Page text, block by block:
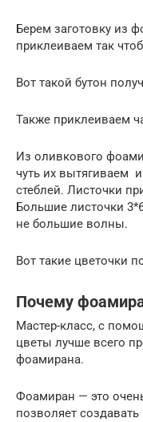
Берем заготовку из
приклеиваем так
Вот такой бутон
Также приклеиваем
Из оливкового
чуть их вытягиваем
стеблей. Листочки
Большие листочки
не большие волны.
Вот такие цветочки
Почему
Мастер-класс, с
цветы лучше всего
фоамирана.
Фоамиран — это
позволяет